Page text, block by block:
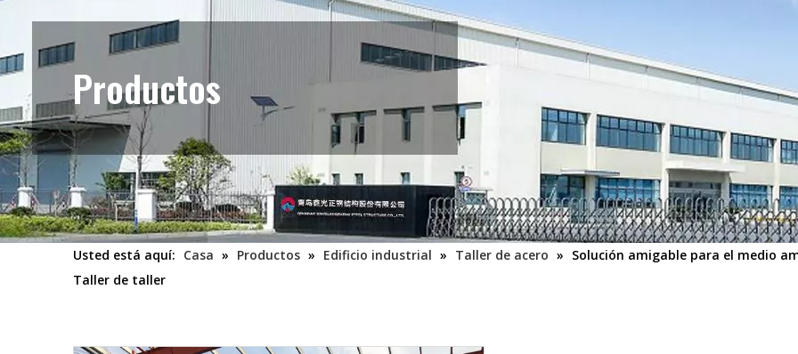
Productos
Usted está aquí: Casa » Productos » Edificio industrial » Taller de acero » Solución amigable para el medio
Taller de taller